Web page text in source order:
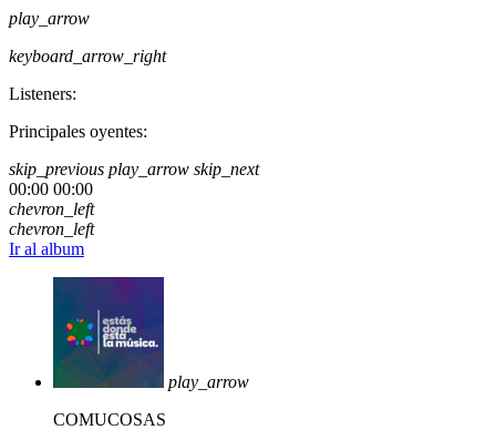
play_arrow
keyboard_arrow_right
Listeners:
Principales oyentes:
skip_previous play_arrow skip_next
00:00 00:00
chevron_left
chevron_left
Ir al album
play_arrow
COMUCOSAS